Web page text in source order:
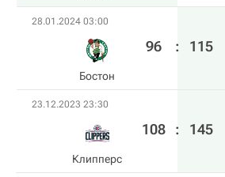
28.01.2024 03:00
Бостон
96 : 115
23.12.2023 23:30
Клипперс
108 : 145